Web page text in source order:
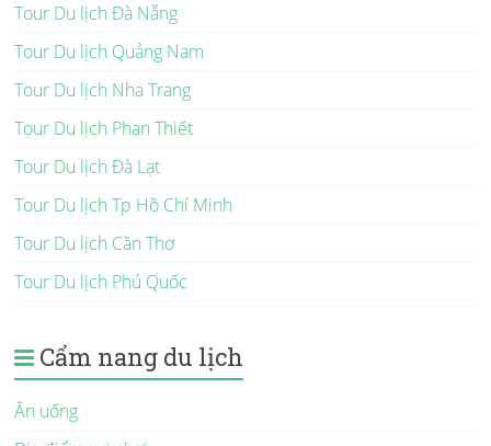
Tour Du lịch Đà Nẵng
Tour Du lịch Quảng Nam
Tour Du lịch Nha Trang
Tour Du lịch Phan Thiết
Tour Du lịch Đà Lạt
Tour Du lịch Tp Hồ Chí Minh
Tour Du lịch Cần Thơ
Tour Du lịch Phú Quốc
Cẩm nang du lịch
Ăn uống